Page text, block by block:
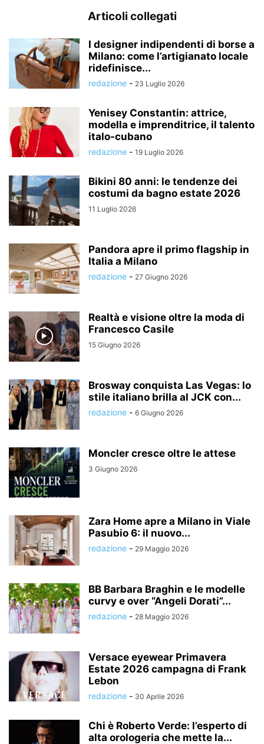
Articoli collegati
I designer indipendenti di borse a
Milano: come l’artigianato locale
ridefinisce...
redazione - 23 Luglio 2026
Yenisey Constantin: attrice,
modella e imprenditrice, il talento
italo-cubano
redazione - 19 Luglio 2026
Bikini 80 anni: le tendenze dei
costumi da bagno estate 2026
11 Luglio 2026
Pandora apre il primo flagship in
Italia a Milano
redazione - 27 Giugno 2026
Realtà e visione oltre la moda di
Francesco Casile
15 Giugno 2026
Brosway conquista Las Vegas: lo
stile italiano brilla al JCK con...
redazione - 6 Giugno 2026
Moncler cresce oltre le attese
3 Giugno 2026
Zara Home apre a Milano in Viale
Pasubio 6: il nuovo...
redazione - 29 Maggio 2026
BB Barbara Braghin e le modelle
curvy e over “Angeli Dorati”...
redazione - 28 Maggio 2026
Versace eyewear Primavera
Estate 2026 campagna di Frank
Lebon
redazione - 30 Aprile 2026
Chi è Roberto Verde: l’esperto di
alta orologeria che mette la...